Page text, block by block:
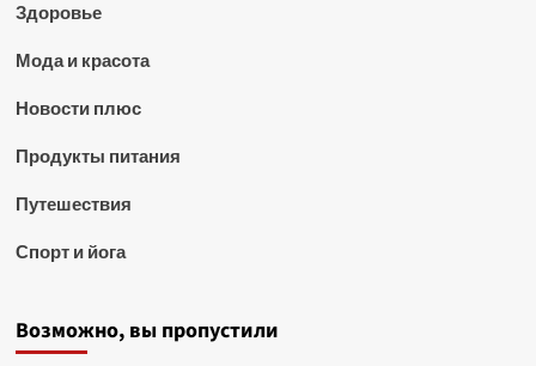
Здоровье
Мода и красота
Новости плюс
Продукты питания
Путешествия
Спорт и йога
Возможно, вы пропустили